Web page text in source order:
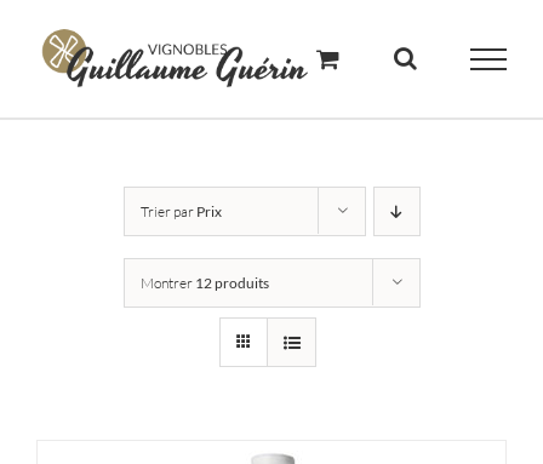
content
Trier par Prix
Montrer 12 produits